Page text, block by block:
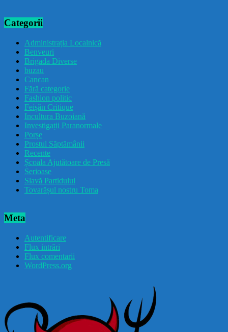
Categorii
Administrația Localnică
Benveuri
Brigada Diverse
buzau
Cancan
Fără categorie
Fashion politic
Feișăn Critique
Incultura Buzoiană
Investigații Paranormale
Porșe
Prostul Săptămânii
Recente
Școala Ajutătoare de Presă
Serioase
Slavă Partidului
Tovarășul nostru Toma
Meta
Autentificare
Flux intrări
Flux comentarii
WordPress.org